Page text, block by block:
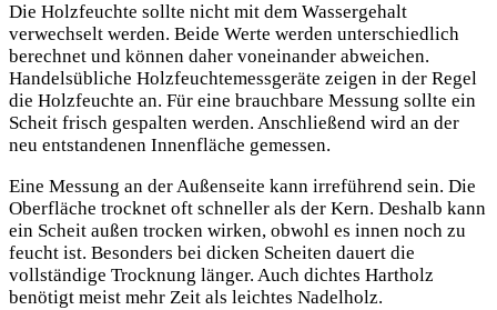
Die Holzfeuchte sollte nicht mit dem Wassergehalt
verwechselt werden. Beide Werte werden unterschiedlich
berechnet und können daher voneinander abweichen.
Handelsübliche Holzfeuchtemessgeräte zeigen in der Regel
die Holzfeuchte an. Für eine brauchbare Messung sollte ein
Scheit frisch gespalten werden. Anschließend wird an der
neu entstandenen Innenfläche gemessen.
Eine Messung an der Außenseite kann irreführend sein. Die
Oberfläche trocknet oft schneller als der Kern. Deshalb kann
ein Scheit außen trocken wirken, obwohl es innen noch zu
feucht ist. Besonders bei dicken Scheiten dauert die
vollständige Trocknung länger. Auch dichtes Hartholz
benötigt meist mehr Zeit als leichtes Nadelholz.